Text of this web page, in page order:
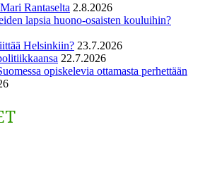
Rantaselta 2.8.2026
lapsia huono-osaisten kouluihin?
Helsinkiin? 23.7.2026
22.7.2026
opiskelevia ottamasta perhettään